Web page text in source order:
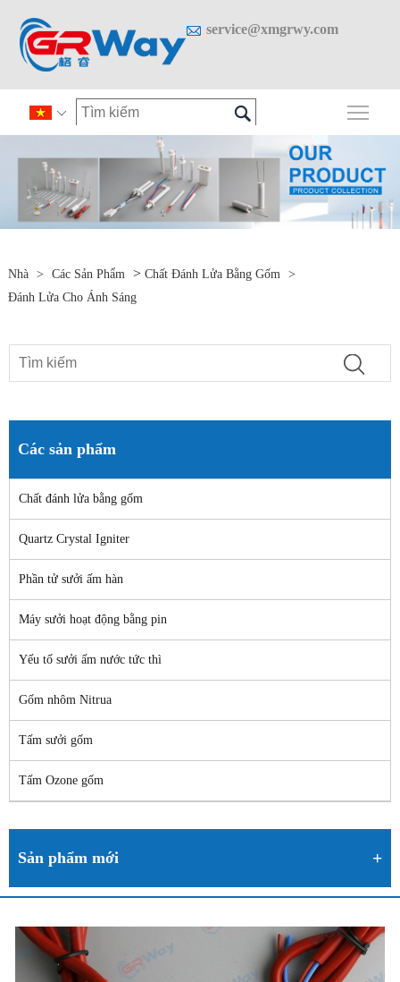
 service@xmgrwy.com
 
Nhà > Các Sản Phẩm > Chất Đánh Lửa Bằng Gốm
>
Đánh Lửa Cho Ánh Sáng
Các sản phẩm
Chất đánh lửa bằng gốm
Quartz Crystal Igniter
Phần tử sưởi ấm hàn
Máy sưởi hoạt động bằng pin
Yếu tố sưởi ấm nước tức thì
Gốm nhôm Nitrua
Tấm sưởi gốm
Tấm Ozone gốm
Sản phẩm mới